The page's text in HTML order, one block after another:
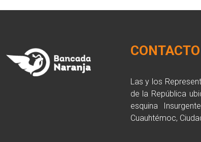
CONTACTO
Las y los
de la República
esquina
Cuauhtémoc,